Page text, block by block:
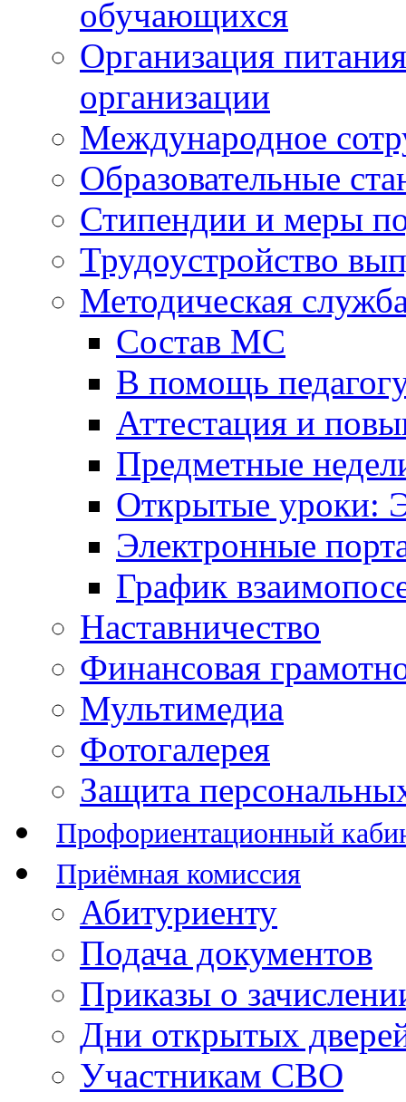
обучающихся
Организация
организации
Международное
Образовательные
Стипендии и меры
Трудоустройство
Методическая
Состав МС
В помощь
Аттестация и
Предметные
Открытые уроки:
Электронные
График
Наставничество
Финансовая
Мультимедиа
Фотогалерея
Защита
Профориентационный
Приёмная комиссия
Абитуриенту
Подача документов
Приказы о
Дни открытых
Участникам СВО